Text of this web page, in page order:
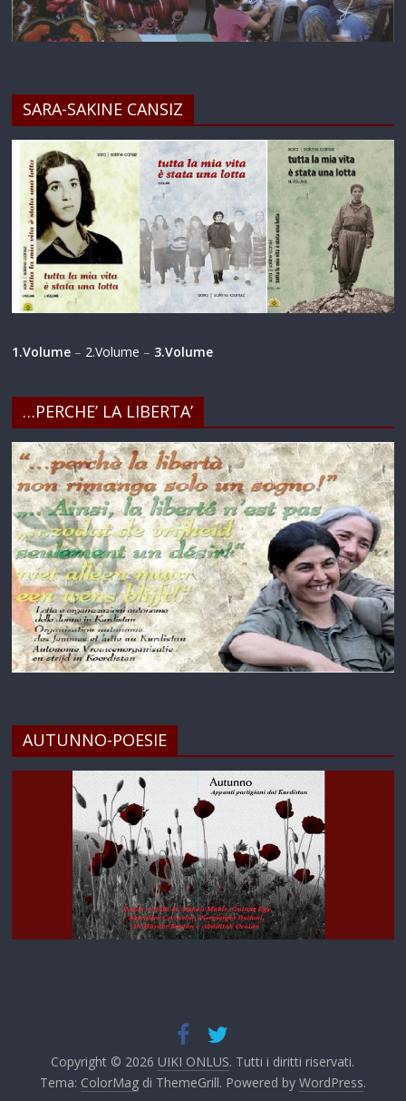
SARA-SAKINE CANSIZ
1.Volume – 2.Volume – 3.Volume
…PERCHE’ LA LIBERTA’
AUTUNNO-POESIE
Copyright © 2026 UIKI ONLUS. Tutti i diritti riservati.
Tema: ColorMagdi ThemeGrill. Powered by WordPress.